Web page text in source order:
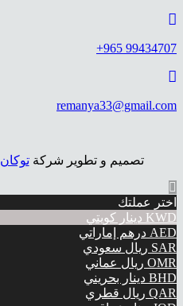
99434707 965+
remanya33@gmail.com
تصميم و تطوير شركةتوكان
اختر عملتك
KWD دينار كويتي
AED درهم إماراتي
SAR ريال سعودي
OMR ريال عماني
BHD دينار بحريني
QAR ريال قطري